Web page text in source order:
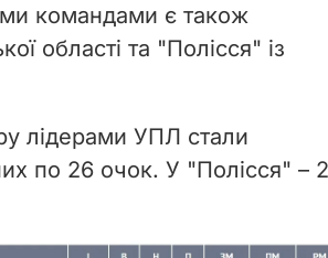
командами є також
області та "Полісся" із
лідерами УПЛ стали
по 26 очок. У "Полісся" –